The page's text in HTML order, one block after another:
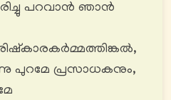
പറവാൻ ഞാൻ
പുറമേ പ്രസാധകനും,